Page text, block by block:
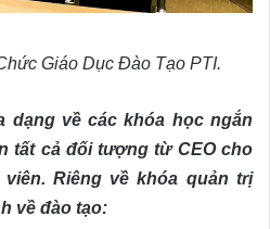
Giáo Dục Đào Tạo PTI.
dạng về các khóa học ngắn
tất cả đối tượng từ CEO cho
Riêng về khóa quản trị
về đào tạo: